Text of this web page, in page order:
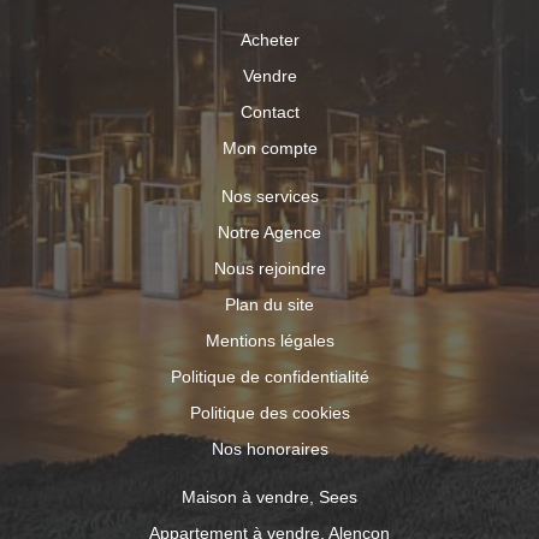
Acheter
Vendre
Contact
Mon compte
Nos services
Notre Agence
Nous rejoindre
Plan du site
Mentions légales
Politique de confidentialité
Politique des cookies
Nos honoraires
Maison à vendre, Sees
Appartement à vendre, Alencon